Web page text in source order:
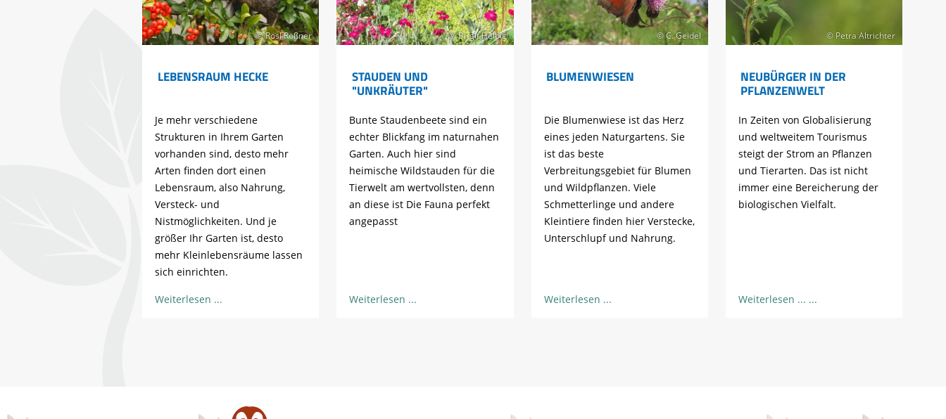
© Rosl Rößner
LEBENSRAUM HECKE
Je mehr verschiedene
Strukturen in Ihrem Garten
vorhanden sind, desto mehr
Arten finden dort einen
Lebensraum, also Nahrung,
Versteck- und
Nistmöglichkeiten. Und je
größer Ihr Garten ist, desto
mehr Kleinlebensräume lassen
sich einrichten.
Weiterlesen
© Birgit Helbig
STAUDEN UND
"UNKRÄUTER"
Bunte Staudenbeete sind ein
echter Blickfang im naturnahen
Garten. Auch hier sind
heimische Wildstauden für die
Tierwelt am wertvollsten, denn
an diese ist Die Fauna perfekt
angepasst
Weiterlesen
© C. Geidel
BLUMENWIESEN
Die Blumenwiese ist das Herz
eines jeden Naturgartens. Sie
ist das beste
Verbreitungsgebiet für Blumen
und Wildpflanzen. Viele
Schmetterlinge und andere
Kleintiere finden hier Verstecke,
Unterschlupf und Nahrung.
Weiterlesen
© Petra Altrichter
NEUBÜRGER IN DER
PFLANZENWELT
In Zeiten von Globalisierung
und weltweitem Tourismus
steigt der Strom an Pflanzen
und Tierarten. Das ist nicht
immer eine Bereicherung der
biologischen Vielfalt.
Weiterlesen ...